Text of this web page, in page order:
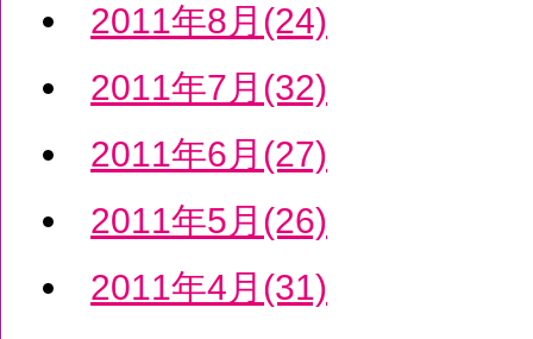
2011年8月(24)
2011年7月(32)
2011年6月(27)
2011年5月(26)
2011年4月(31)